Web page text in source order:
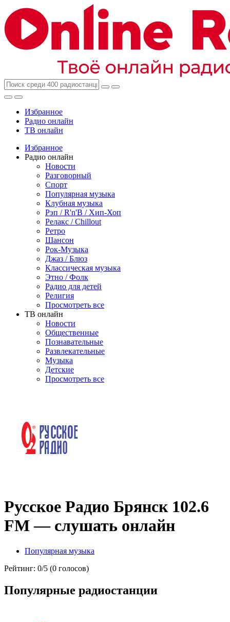
Избранное
Радио онлайн
ТВ онлайн
Избранное
Радио онлайн
Новости
Разговорный
Спорт
Популярная музыка
Клубная музыка
Рэп / R'n'B / Хип-Хоп
Релакс / Chillout
Ретро
Шансон
Рок-Музыка
Джаз / Блюз
Классическая музыка
Этно / Фолк
Радио для детей
Религия
Просмотреть все
ТВ онлайн
Новости
Общественные
Познавательные
Развлекательные
Музыка
Детские
Просмотреть все
Русское Радио Брянск 102.6
FM — слушать онлайн
Популярная музыка
Рейтинг: 0/5 (0 голосов)
Популярные радиостанции